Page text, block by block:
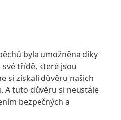
ve všech
byla umožněna díky
třídě, které jsou
si získali důvěru našich
A tuto důvěru si neustále
bezpečných a